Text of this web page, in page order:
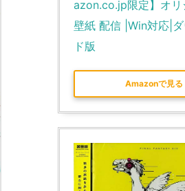
azon.co.jp限定】オリ
壁紙 配信 |Win対応|
ド版
Amazonで見る